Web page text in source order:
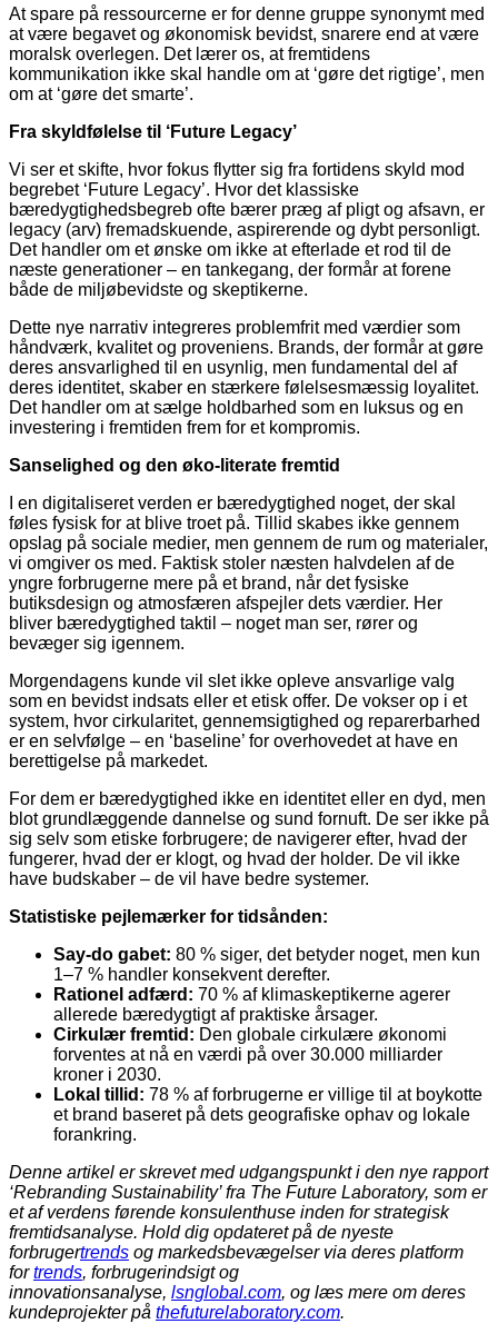
At spare på ressourcerne er for denne gruppe synonymt med
at være begavet og økonomisk bevidst, snarere end at være
moralsk overlegen. Det lærer os, at fremtidens
kommunikation ikke skal handle om at ‘gøre det rigtige’, men
om at ‘gøre det smarte’.
Fra skyldfølelse til ‘Future Legacy’
Vi ser et skifte, hvor fokus flytter sig fra fortidens skyld mod
begrebet ‘Future Legacy’. Hvor det klassiske
bæredygtighedsbegreb ofte bærer præg af pligt og afsavn, er
legacy (arv) fremadskuende, aspirerende og dybt personligt.
Det handler om et ønske om ikke at efterlade et rod til de
næste generationer – en tankegang, der formår at forene
både de miljøbevidste og skeptikerne.
Dette nye narrativ integreres problemfrit med værdier som
håndværk, kvalitet og proveniens. Brands, der formår at gøre
deres ansvarlighed til en usynlig, men fundamental del af
deres identitet, skaber en stærkere følelsesmæssig loyalitet.
Det handler om at sælge holdbarhed som en luksus og en
investering i fremtiden frem for et kompromis.
Sanselighed og den øko-literate fremtid
I en digitaliseret verden er bæredygtighed noget, der skal
føles fysisk for at blive troet på. Tillid skabes ikke gennem
opslag på sociale medier, men gennem de rum og materialer,
vi omgiver os med. Faktisk stoler næsten halvdelen af de
yngre forbrugerne mere på et brand, når det fysiske
butiksdesign og atmosfæren afspejler dets værdier. Her
bliver bæredygtighed taktil – noget man ser, rører og
bevæger sig igennem.
Morgendagens kunde vil slet ikke opleve ansvarlige valg
som en bevidst indsats eller et etisk offer. De vokser op i et
system, hvor cirkularitet, gennemsigtighed og reparerbarhed
er en selvfølge – en ‘baseline’ for overhovedet at have en
berettigelse på markedet.
For dem er bæredygtighed ikke en identitet eller en dyd, men
blot grundlæggende dannelse og sund fornuft. De ser ikke på
sig selv som etiske forbrugere; de navigerer efter, hvad der
fungerer, hvad der er klogt, og hvad der holder. De vil ikke
have budskaber – de vil have bedre systemer.
Statistiske pejlemærker for tidsånden:
Say-do gabet: 80 % siger, det betyder noget, men kun
1–7 % handler konsekvent derefter.
Rationel adfærd: 70 % af klimaskeptikerne agerer
allerede bæredygtigt af praktiske årsager.
Cirkulær fremtid: Den globale cirkulære økonomi
forventes at nå en værdi på over 30.000 milliarder
kroner i 2030.
Lokal tillid: 78 % af forbrugerne er villige til at boykotte
et brand baseret på dets geografiske ophav og lokale
forankring.
Denne artikel er skrevet med udgangspunkt i den nye rapport
‘Rebranding Sustainability’ fra The Future Laboratory, som er
et af verdens førende konsulenthuse inden for strategisk
fremtidsanalyse. Hold dig opdateret på de nyeste
forbrugertrends og markedsbevægelser via deres platform
fortrends, forbrugerindsigt og
innovationsanalyse, lsnglobal.com, og læs mere om deres
kundeprojekter på thefuturelaboratory.com.